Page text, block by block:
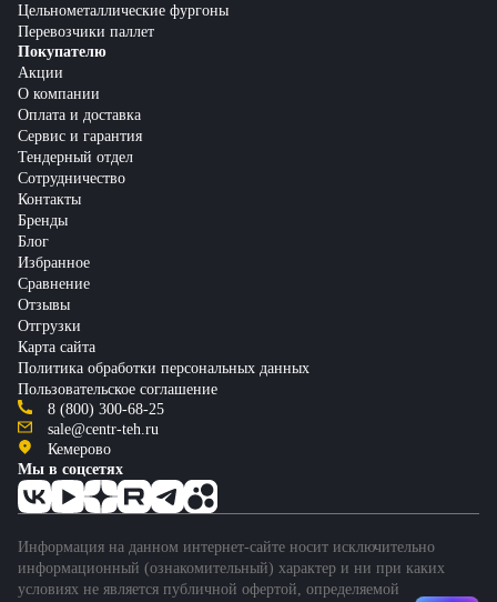
Цельнометаллические фургоны
Перевозчики паллет
Покупателю
Акции
О компании
Оплата и доставка
Сервис и гарантия
Тендерный отдел
Сотрудничество
Контакты
Бренды
Блог
Избранное
Сравнение
Отзывы
Отгрузки
Карта сайта
Политика обработки персональных данных
Пользовательское соглашение
8 (800) 300-68-25
sale@centr-teh.ru
Кемерово
Мы в соцсетях
Информация на данном интернет-сайте носит исключительно
информационный (ознакомительный) характер и ни при каких
условиях не является публичной офертой, определяемой